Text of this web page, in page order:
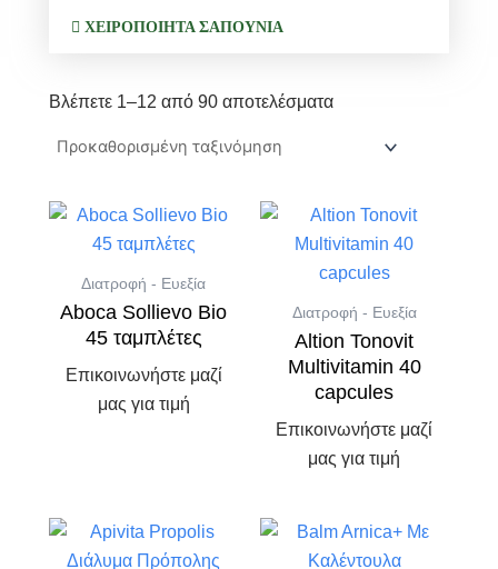
ΧΕΙΡΟΠΟΙΗΤΑ ΣΑΠΟΥΝΙΑ
Βλέπετε 1–12 από 90 αποτελέσματα
Διατροφή - Ευεξία
Aboca Sollievo Bio
45 ταμπλέτες
Επικοινωνήστε μαζί
μας για τιμή
Διατροφή - Ευεξία
Altion Tonovit
Multivitamin 40
capcules
Επικοινωνήστε μαζί
μας για τιμή